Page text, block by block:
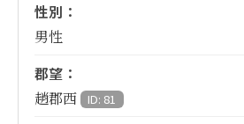
性別：
男性
郡望：
趙郡西 ID: 81